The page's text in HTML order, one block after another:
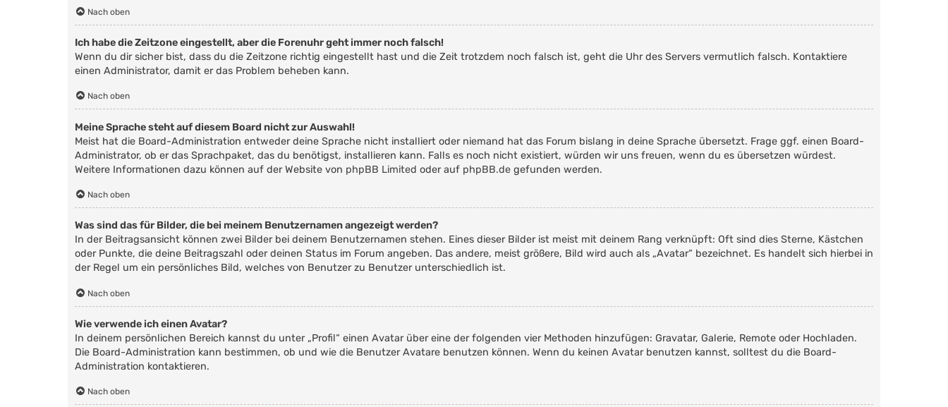
Nach oben
Ich habe die Zeitzone eingestellt, aber die Forenuhr geht immer noch falsch!
Wenn du dir sicher bist, dass du die Zeitzone richtig eingestellt hast und die Zeit trotzdem noch falsch ist, geht die Uhr des Servers vermutlich falsch. Kontaktiere
einen Administrator, damit er das Problem beheben kann.
Nach oben
Meine Sprache steht auf diesem Board nicht zur Auswahl!
Meist hat die Board-Administration entweder deine Sprache nicht installiert oder niemand hat das Forum bislang in deine Sprache übersetzt. Frage ggf. einen Board-
Administrator, ob er das Sprachpaket, das du benötigst, installieren kann. Falls es noch nicht existiert, würden wir uns freuen, wenn du es übersetzen würdest.
Weitere Informationen dazu können auf der Website von phpBB Limited oder auf phpBB.de gefunden werden.
Nach oben
Was sind das für Bilder, die bei meinem Benutzernamen angezeigt werden?
In der Beitragsansicht können zwei Bilder bei deinem Benutzernamen stehen. Eines dieser Bilder ist meist mit deinem Rang verknüpft: Oft sind dies Sterne, Kästchen
oder Punkte, die deine Beitragszahl oder deinen Status im Forum angeben. Das andere, meist größere, Bild wird auch als „Avatar“ bezeichnet. Es handelt sich hierbei in
der Regel um ein persönliches Bild, welches von Benutzer zu Benutzer unterschiedlich ist.
Nach oben
Wie verwende ich einen Avatar?
In deinem persönlichen Bereich kannst du unter „Profil“ einen Avatar über eine der folgenden vier Methoden hinzufügen: Gravatar, Galerie, Remote oder Hochladen.
Die Board-Administration kann bestimmen, ob und wie die Benutzer Avatare benutzen können. Wenn du keinen Avatar benutzen kannst, solltest du die Board-
Administration kontaktieren.
Nach oben